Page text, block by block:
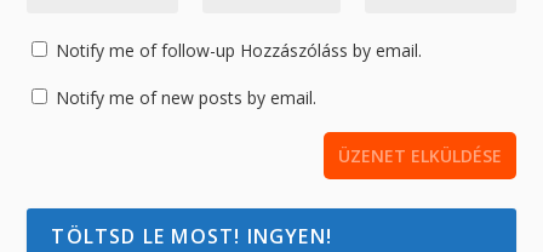
Notify me of follow-up Hozzászóláss by email.
Notify me of new posts by email.
TÖLTSD LE MOST! INGYEN!